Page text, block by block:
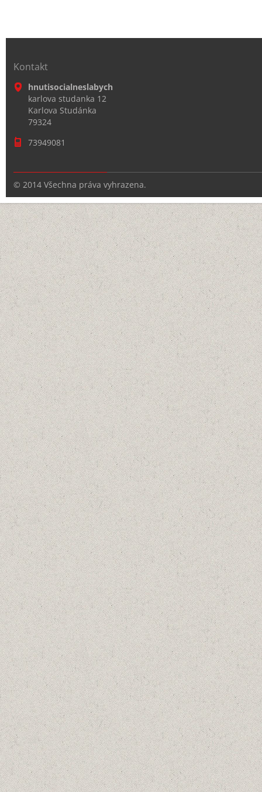
Kontakt
hnutisocialneslabych
karlova studanka 12
Karlova Studánka
79324
73949081
© 2014 Všechna práva vyhrazena.